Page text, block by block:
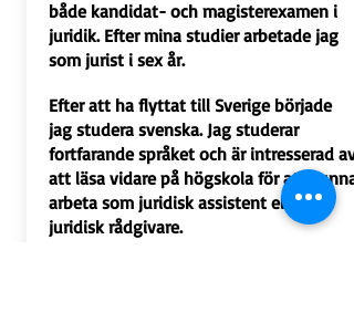
både kandidat- och magisterexamen i
juridik. Efter mina studier arbetade jag
som jurist i sex år.
Efter att ha flyttat till Sverige började
jag studera svenska. Jag studerar
fortfarande språket och är intresserad av
att läsa vidare på högskola för att kunna
arbeta som juridisk assistent eller
juridisk rådgivare.